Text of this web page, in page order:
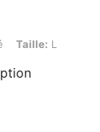
Taille: L